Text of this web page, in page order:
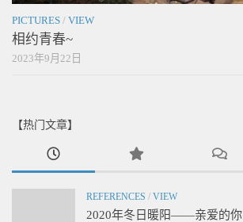
PICTURES / VIEW
相约青春~
2023年9月22日
【热门文章】
REFERENCES / VIEW
2020年冬日暖阳——亲爱的你